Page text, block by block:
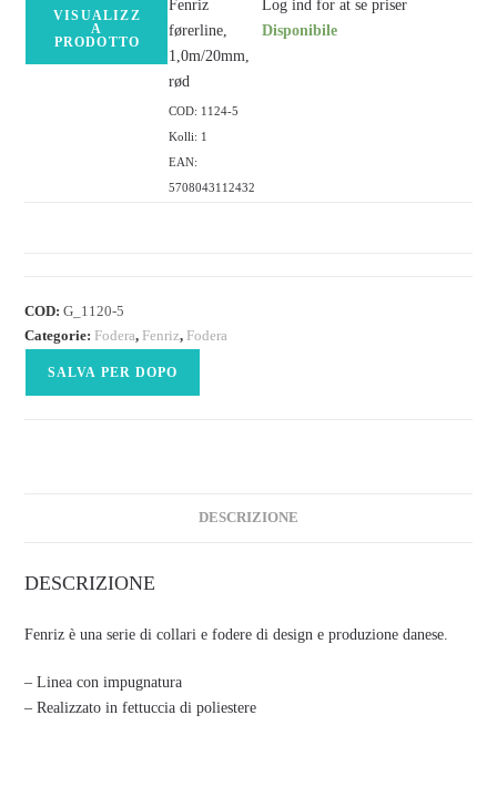
VISUALIZZ
A
PRODOTTO
Fenriz
førerline,
1,0m/20mm,
rød
COD: 1124-5
Kolli: 1
EAN:
5708043112432
Log ind for at se priser
Disponibile
COD:G_1120-5
Categorie: Fodera, Fenriz, Fodera
SALVA PER DOPO
DESCRIZIONE
DESCRIZIONE
Fenriz è una serie di collari e fodere di design e produzione danese.
– Linea con impugnatura
– Realizzato in fettuccia di poliestere